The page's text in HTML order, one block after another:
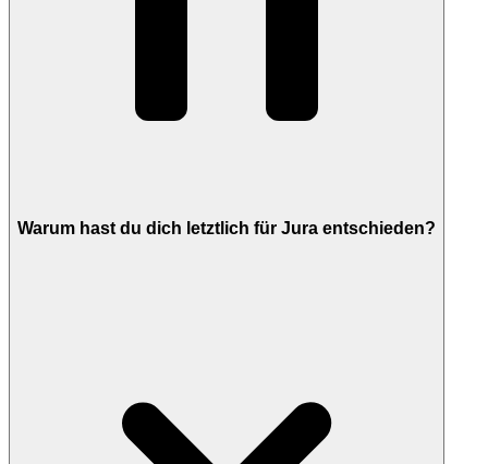
Warum hast du dich letztlich für Jura entschieden?